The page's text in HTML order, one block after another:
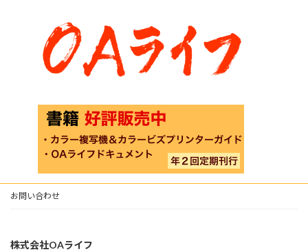
お問い合わせ
株式会社OAライフ